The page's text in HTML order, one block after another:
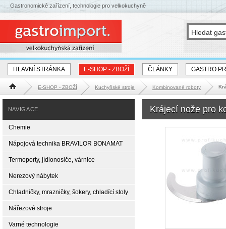
HLAVNÍ STRÁNKA E-SHOP - ZBOŽÍ ČLÁNKY GASTRO
Hlavní stránka E-SHOP - ZBOŽÍ Kuchyňské stroje Kombinované roboty
Krájecí nože pro
NAVIGACE
Chemie
Nápojová technika BRAVILOR BONAMAT
Termoporty, jídlonosiče, várnice
Nerezový nábytek
Chladničky, mrazničky, šokery, chladící stoly
Nářezové stroje
Varné technologie
Gastronomické zařízení, technologie pro velkokuchyně